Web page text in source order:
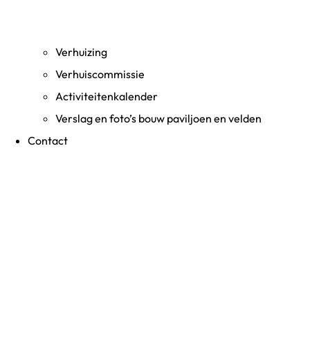
Verhuizing
Verhuiscommissie
Activiteitenkalender
Verslag en foto’s bouw paviljoen en velden
Contact